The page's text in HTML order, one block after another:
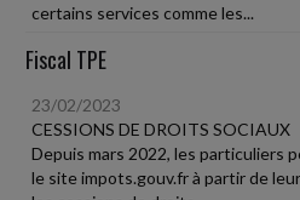
certains services comme les...
Fiscal TPE
23/02/2023
CESSIONS DE DROITS SOCIAUX
Depuis mars 2022, les particuliers
le site impots.gouv.fr à partir de